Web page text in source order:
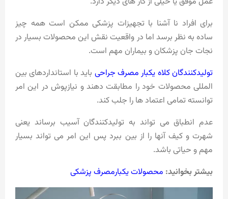
برای افراد نا آشنا با تجهیزات پزشکی ممکن است همه چیز
ساده به نظر برسد اما در واقعیت نقش این محصولات بسیار در
نجات جان پزشکان و بیماران مهم است.
تولیدکنندگان کلاه یکبار مصرف جراحی باید با استانداردهای بین
المللی محصولات خود را مطابقت دهند و نیازپوش در این امر
توانسته تمامی اعتماد ها را جلب کند.
عدم انطباق می تواند به تولیدکنندگان آسیب برساند یعنی
شهرت و کیف آنها را از بین ببرد پس این امر می تواند بسیار
مهم و حیاتی باشد.
بیشتر بخوانید: محصولات یکبارمصرف پزشکی